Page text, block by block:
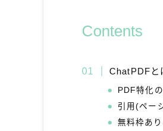
Contents
ChatPDFと
PDF特化
引用(ペー
無料枠あ